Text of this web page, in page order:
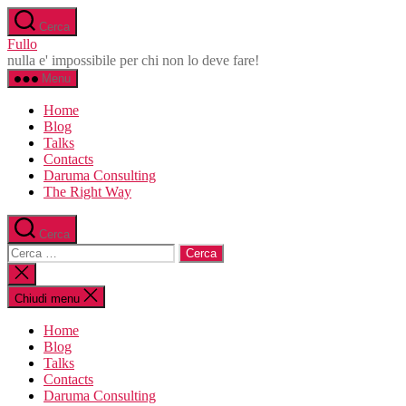
Salta
al
contenuto
Cerca
Fullo
nulla e' impossibile per chi non lo deve fare!
Menu
Home
Blog
Talks
Contacts
Daruma Consulting
The Right Way
Cerca
Cerca:
Chiudi
la
ricerca
Chiudi menu
Home
Blog
Talks
Contacts
Daruma Consulting